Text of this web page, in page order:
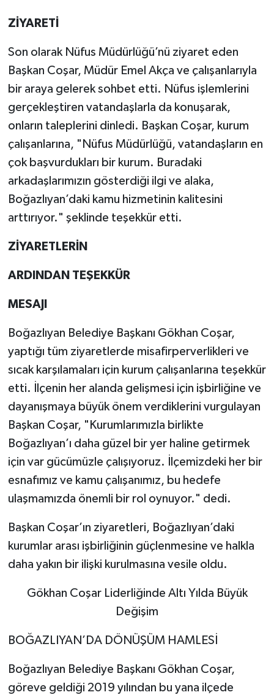
ZİYARETİ
Son olarak Nüfus Müdürlüğü’nü ziyaret eden
Başkan Coşar, Müdür Emel Akça ve çalışanlarıyla
bir araya gelerek sohbet etti. Nüfus işlemlerini
gerçekleştiren vatandaşlarla da konuşarak,
onların taleplerini dinledi. Başkan Coşar, kurum
çalışanlarına, "Nüfus Müdürlüğü, vatandaşların en
çok başvurdukları bir kurum. Buradaki
arkadaşlarımızın gösterdiği ilgi ve alaka,
Boğazlıyan’daki kamu hizmetinin kalitesini
arttırıyor." şeklinde teşekkür etti.
ZİYARETLERİN
ARDINDAN TEŞEKKÜR
MESAJI
Boğazlıyan Belediye Başkanı Gökhan Coşar,
yaptığı tüm ziyaretlerde misafirperverlikleri ve
sıcak karşılamaları için kurum çalışanlarına teşekkür
etti. İlçenin her alanda gelişmesi için işbirliğine ve
dayanışmaya büyük önem verdiklerini vurgulayan
Başkan Coşar, "Kurumlarımızla birlikte
Boğazlıyan’ı daha güzel bir yer haline getirmek
için var gücümüzle çalışıyoruz. İlçemizdeki her bir
esnafımız ve kamu çalışanımız, bu hedefe
ulaşmamızda önemli bir rol oynuyor." dedi.
Başkan Coşar’ın ziyaretleri, Boğazlıyan’daki
kurumlar arası işbirliğinin güçlenmesine ve halkla
daha yakın bir ilişki kurulmasına vesile oldu.
Gökhan Coşar Liderliğinde Altı Yılda Büyük
Değişim
BOĞAZLIYAN’DA DÖNÜŞÜM HAMLESİ
Boğazlıyan Belediye Başkanı Gökhan Coşar,
göreve geldiği 2019 yılından bu yana ilçede